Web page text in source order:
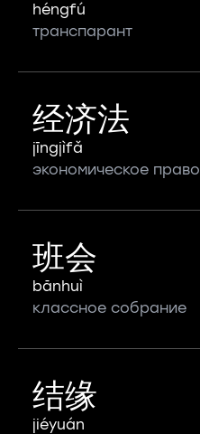
héngfú
транспарант
经济法
jīngjìfǎ
экономическое право
班会
bānhuì
классное собрание
结缘
jiéyuán